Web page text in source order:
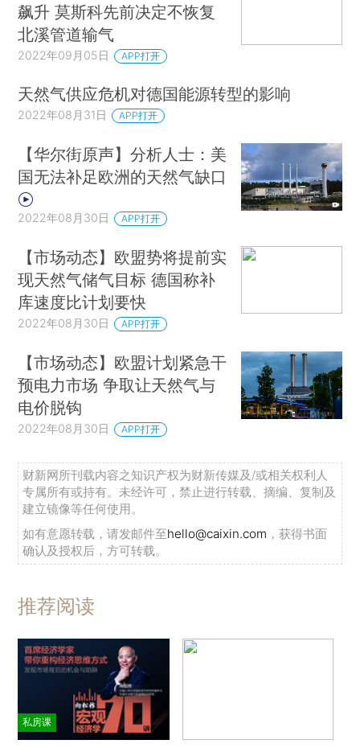
飙升 莫斯科先前决定不恢复
北溪管道输气
2022年09月05日 APP打开
天然气供应危机对德国能源转型的影响
2022年08月31日 APP打开
【华尔街原声】分析人士：美
国无法补足欧洲的天然气缺口
2022年08月30日 APP打开
【市场动态】欧盟势将提前实
现天然气储气目标 德国称补
库速度比计划要快
2022年08月30日 APP打开
【市场动态】欧盟计划紧急干
预电力市场 争取让天然气与
电价脱钩
2022年08月30日 APP打开
财新网所刊载内容之知识产权为财新传媒及/或相关权利人
专属所有或持有。未经许可，禁止进行转载、摘编、复制及
建立镜像等任何使用。
如有意愿转载，请发邮件至hello@caixin.com ，获得书面
确认及授权后，方可转载。
推荐阅读
私房课